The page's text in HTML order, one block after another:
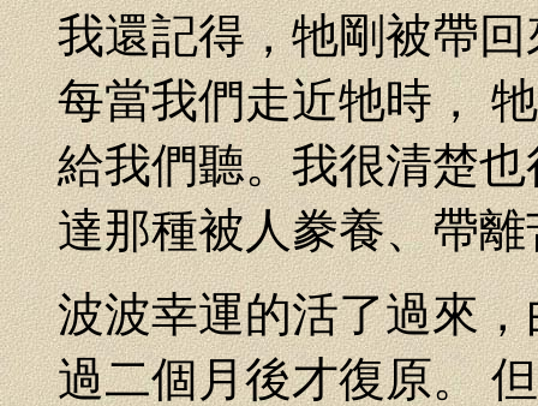
我還記得，牠剛被帶
每當我們走近牠時，
給我們聽。我很清楚
達那種被人豢養、帶
波波幸運的活了過來
過二個月後才復原。